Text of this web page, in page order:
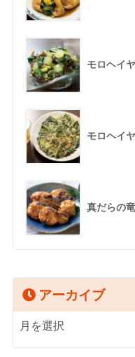
モロヘイ
モロヘイ
真だらの
アーカイブ